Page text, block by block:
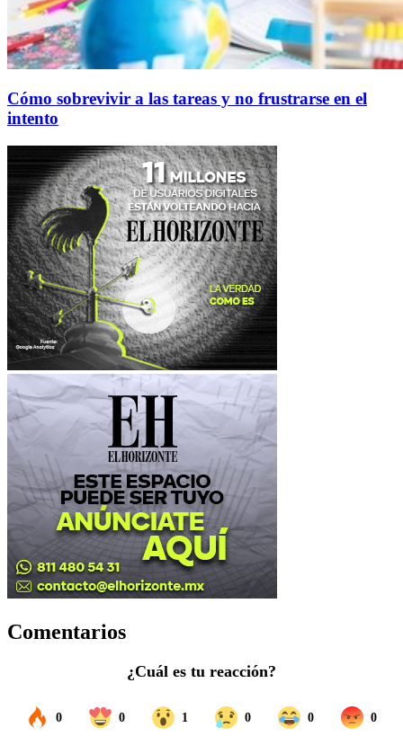
Cómo sobrevivir a las tareas y no frustrarse en el
intento
Comentarios